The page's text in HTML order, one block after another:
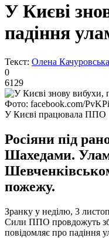
У Києві
падіння
Текст: Олена Качуровська
0
6129
Фото: facebook.com/
У Києві працювала ППО
Росіяни під
Шахедами.
пожежу.
Зранку у неділю, 3
Сили ППО провдожуть
повідомляє про падіння